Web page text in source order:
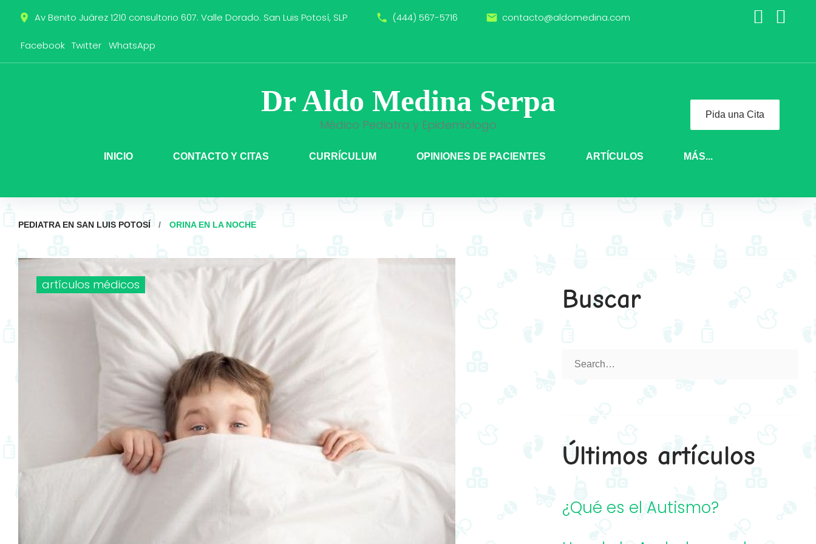
content
place Av Benito Juárez 1210 consultorio 607. Valle Dorado. San Luis Potosí, SLP call (444) 567-5716 email contacto@aldomedina.com
Facebook Twitter WhatsApp
Dr Aldo Medina Serpa
Médico Pediatra y Epidemiólogo
Pida una Cita
INICIO CONTACTO Y CITAS CURRÍCULUM OPINIONES DE PACIENTES ARTÍCULOS MÁS...
PEDIATRA EN SAN LUIS POTOSÍ / ORINA EN LA NOCHE
Etiqueta:
orina
la
noche
artículos médicos Buscar
Search
Últimos artículos
¿Qué es el Autismo?